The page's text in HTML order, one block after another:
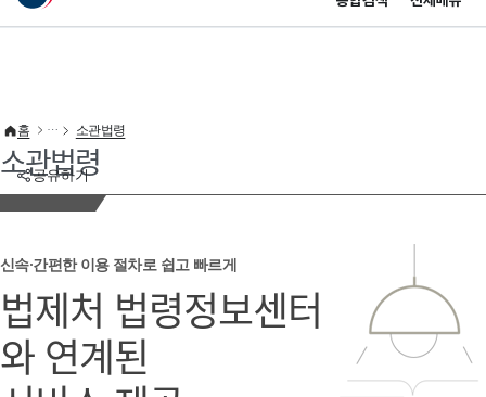
이 누리집은 대한민국 공식 전자정부 누리집입니다.
공유하기
홈 소관법령
소관법령
신속·간편한 이용 절차로 쉽고 빠르게
법제처 법령정보센터
와 연계된